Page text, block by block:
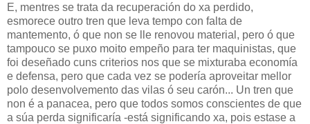
E, mentres se trata da recuperación do xa perdido,
esmorece outro tren que leva tempo con falta de
mantemento, ó que non se lle renovou material, pero ó que
tampouco se puxo moito empeño para ter maquinistas, que
foi deseñado cuns criterios nos que se mixturaba economía
e defensa, pero que cada vez se podería aproveitar mellor
polo desenvolvemento das vilas ó seu carón... Un tren que
non é a panacea, pero que todos somos conscientes de que
a súa perda significaría -está significando xa, pois estase a